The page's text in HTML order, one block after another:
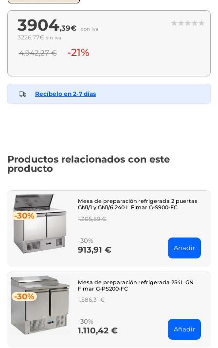
3904,39€ con iva
3226,77€ sin iva
4.942,27 € -21%
Recíbelo en 2-7 días
Productos relacionados con este
producto
-30%
Mesa de preparación refrigerada 2 puertas
GN1/1 y GN1/6 240 L Fimar G-S900-FC
Regular
1.305,59 €
-30%
Price
913,91 € Añadir
-30%
Mesa de preparación refrigerada 254L GN
Fimar G-PS200-FC
Regular
1.586,31 €
-30%
Price
1.110,42 € Añadir